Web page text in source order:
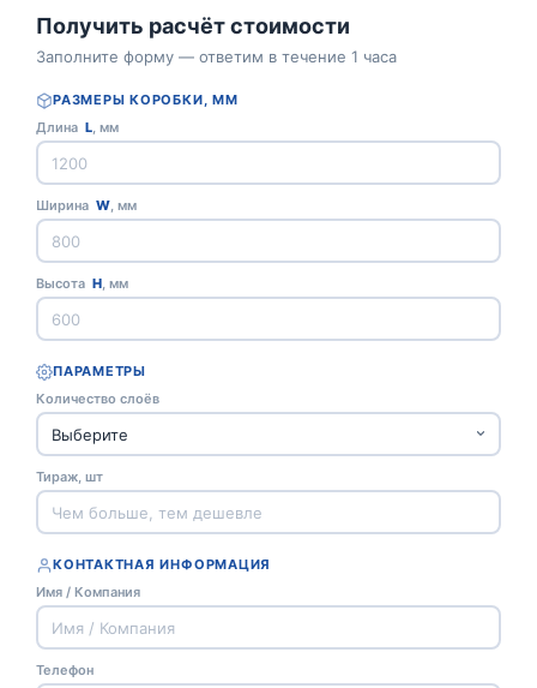
Получить расчёт стоимости
Заполните форму — ответим в течение 1 часа
РАЗМЕРЫ КОРОБКИ, ММ
Длина L, мм
Ширина W, мм
Высота H, мм
ПАРАМЕТРЫ
Количество слоёв
Тираж, шт
КОНТАКТНАЯ ИНФОРМАЦИЯ
Имя / Компания
Телефон